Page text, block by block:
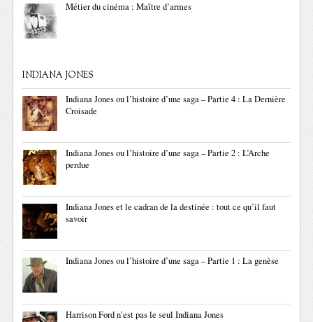
Métier du cinéma : Maître d’armes
INDIANA JONES
Indiana Jones ou l’histoire d’une saga – Partie 4 : La Dernière
Croisade
Indiana Jones ou l’histoire d’une saga – Partie 2 : L’Arche
perdue
Indiana Jones et le cadran de la destinée : tout ce qu’il faut
savoir
Indiana Jones ou l’histoire d’une saga – Partie 1 : La genèse
Harrison Ford n’est pas le seul Indiana Jones